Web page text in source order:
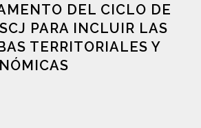
DEL CICLO DE
PARA INCLUIR LAS
TERRITORIALES Y